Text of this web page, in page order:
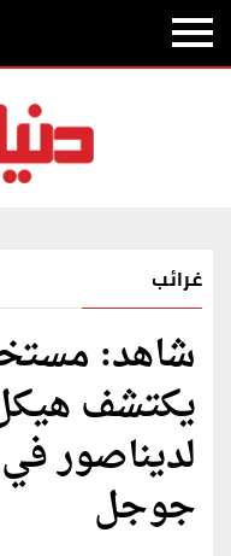
غرائب
شاهد:
يكتشف
لديناصور
جوجل